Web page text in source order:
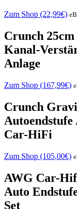
Zum Shop (22,99€)
Crunch
Kanal-
Anlage
Zum Shop (167,99€)
Crunch
Car-HiFi
Zum Shop (105,00€)
AWG Car-
Auto
Set